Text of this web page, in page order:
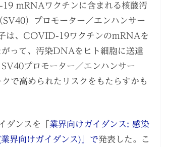
mRNAワクチンに含まれる核酸汚
）プロモーター／エンハンサー
は、COVID-19ワクチンのmRNAを
って、汚染DNAをヒト細胞に送達
プロモーター／エンハンサー
で高められたリスクをもたらすかも
ンスを「 業界向けガイダンス: 感染
界向けガイダンス)」で発表した。こ